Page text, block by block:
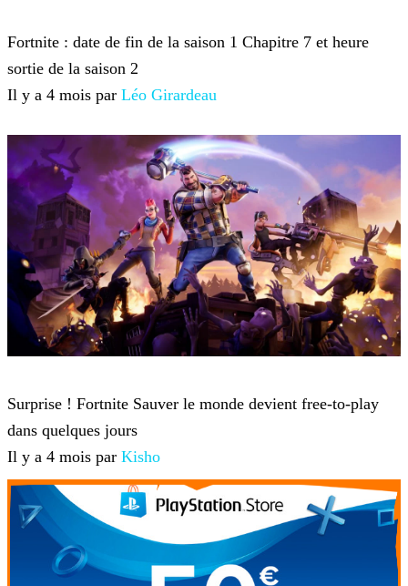
Fortnite : date de fin de la saison 1 Chapitre 7 et heure
sortie de la saison 2
Il y a 4 mois par Léo Girardeau
Surprise ! Fortnite Sauver le monde devient free-to-play
dans quelques jours
Il y a 4 mois par Kisho